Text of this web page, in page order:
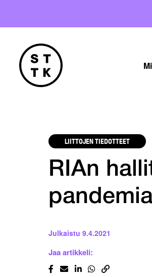
LIITTOJEN TIEDOTTEET
RIAn
Julkaistu 9.4.2021
Jaa artikkeli: